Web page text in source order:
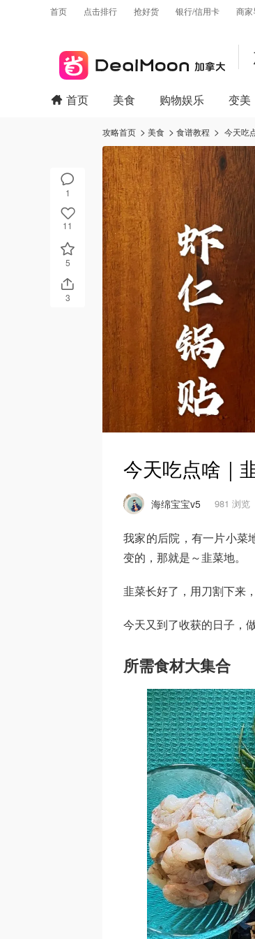
首页 点击排行 抢好货 银行/信用卡 商家
1
11
5
3
首页 美食 购物娱乐 变美
攻略首页 美食 食谱教程 今天吃
今天吃点啥｜
海绵宝宝v5 981 浏览
我家的后院，有一片小菜
变的，那就是～韭菜地。
韭菜长好了，用刀割下来
今天又到了收获的日子，
所需食材大集合